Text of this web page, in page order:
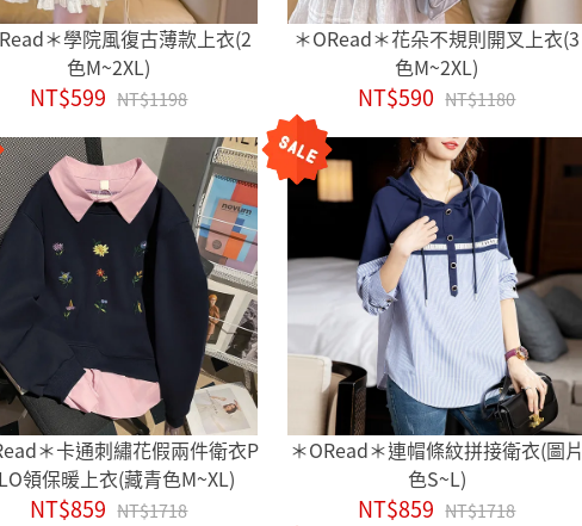
＊學院風復古薄款上衣(2
色M~2XL)
NT$599 NT$1198
＊ORead＊花朵不規則開叉上衣(3
色M~2XL)
NT$590 NT$1180
＊卡通刺繡花假兩件衛衣P
領保暖上衣(藏青色M~XL)
NT$859 NT$1718
＊ORead＊連帽條紋拼接衛衣(圖片
色S~L)
NT$859 NT$1718